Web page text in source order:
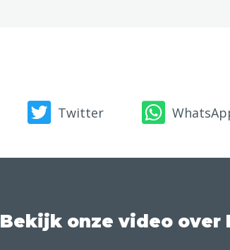
Twitter
Bekijk onze video over